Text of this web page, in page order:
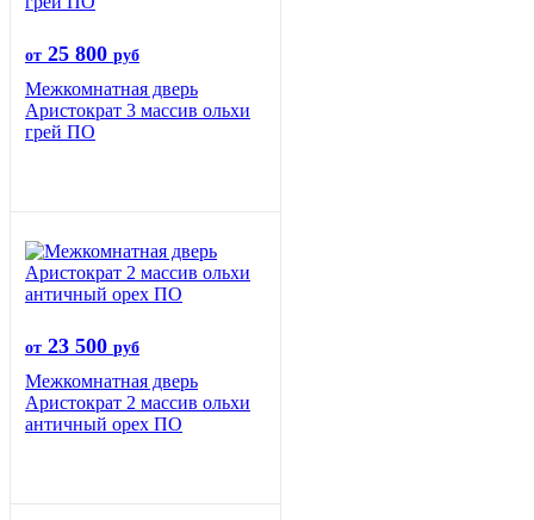
от 25 800 руб
Межкомнатная дверь
Аристократ 3 массив ольхи
грей ПО
от 23 500 руб
Межкомнатная дверь
Аристократ 2 массив ольхи
античный орех ПО